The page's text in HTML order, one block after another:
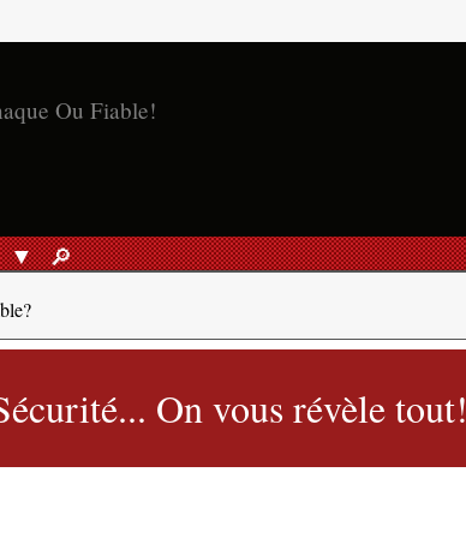
RECHERCHER
🔎︎
On vous révèle tout!